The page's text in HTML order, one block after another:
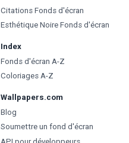
Citations Fonds d'écran
Esthétique Noire Fonds d'écran
Index
Fonds d'écran A-Z
Coloriages A-Z
Wallpapers.com
Blog
Soumettre un fond d'écran